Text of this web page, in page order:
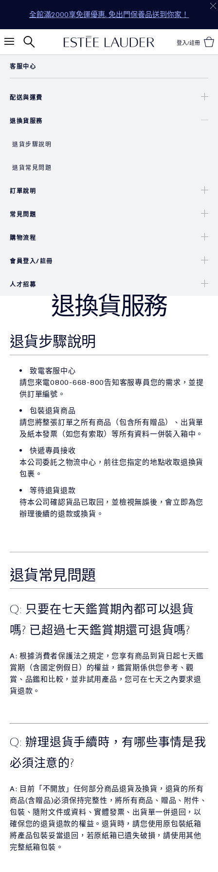
全館滿2000享免運優惠. 免出門保養品送到你家！
登入/註冊
客服中心
配送與運費
退換貨服務
退貨步驟說明
退貨常見問題
訂單說明
常見問題
購物流程
會員登入/註冊
人才招募
退換貨服務
退貨步驟說明
致電客服中心
請您來電0800-668-800告知客服專員您的需求，並提
供訂單編號。
包裝退貨商品
請您將整張訂單之所有商品（包含所有贈品）、出貨單
及紙本發票（如您有索取）等所有資料一併裝入箱中。
快遞專員接收
本公司委託之物流中心，前往您指定的地點收取退換貨
包裹。
等待退貨退款
待本公司確認貨品已取回，並檢視無誤後，會立即為您
辦理後續的退款或換貨。
退貨常見問題
Q: 只要在七天鑑賞期內都可以退貨
嗎? 已超過七天鑑賞期還可退貨嗎?
A: 根據消費者保護法之規定，您享有商品到貨日起七天鑑
賞期（含國定例假日）的權益，鑑賞期係供您參考、觀
賞、品鑑和比較，並非試用產品，您可在七天之內要求退
貨退款。
Q: 辦理退貨手續時，有哪些事情是我
必須注意的?
A: 目前「不開放」任何部分商品退貨及換貨，退貨的所有
商品(含贈品)必須保持完整性，將所有商品、贈品、附件、
包裝、隨附文件或資料、實體發票、出貨單一併退回，以
確保您的退貨退款的權益。退貨時，請您使用原包裝紙箱
將產品包裝妥當退回，若原紙箱已遺失破損，請使用其他
完整紙箱包裝。